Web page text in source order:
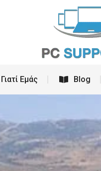
Γιατί Εμάς Blog
PC Building